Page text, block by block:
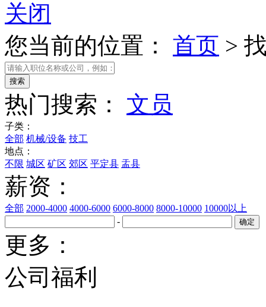
关闭
您当前的位置： 首页 >
热门搜索： 文员
子类：
全部 机械/设备 技工
地点：
不限 城区 矿区 郊区 平定县 盂县
薪资：
全部 2000-4000 4000-6000 6000-8000 8000-10000 10000以上
-
更多：
公司福利